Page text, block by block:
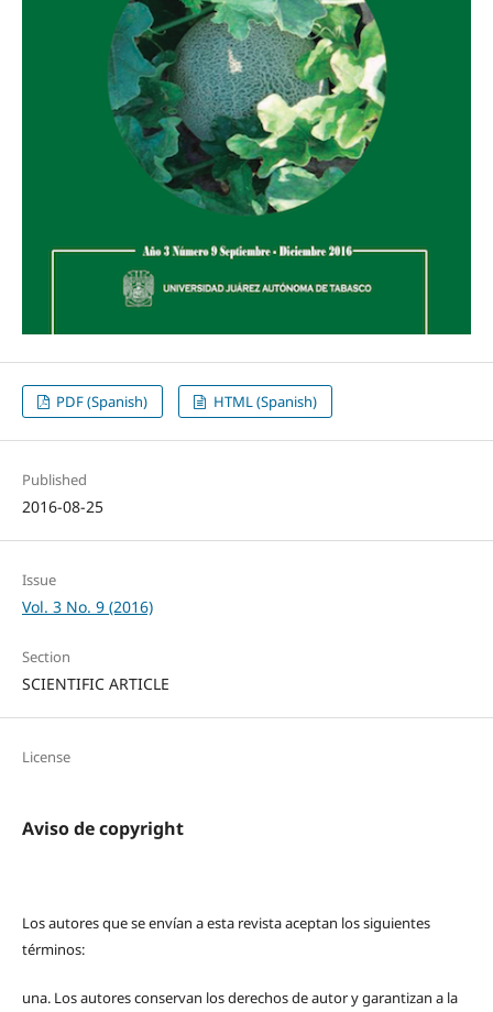
PDF (Spanish) HTML (Spanish)
Published
2016-08-25
Issue
Vol. 3 No. 9 (2016)
Section
SCIENTIFIC ARTICLE
License
Aviso de copyright
Los autores que se envían a esta revista aceptan los siguientes
términos:
una. Los autores conservan los derechos de autor y garantizan a la